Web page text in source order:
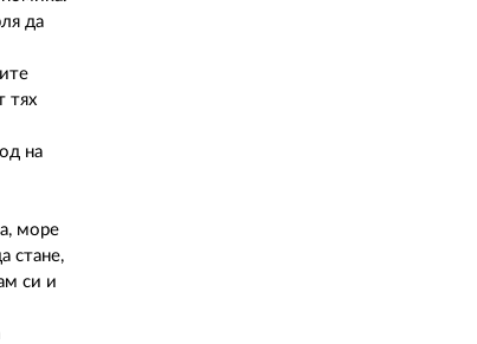
да
тях
на
море
стане,
си и